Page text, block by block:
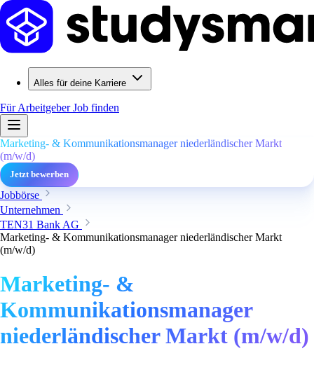
Alles für deine Karriere
Für ArbeitgeberJob finden
Marketing- & Kommunikationsmanager niederländischer Markt
(m/w/d)
Jetzt bewerben
Jobbörse
Unternehmen
TEN31 Bank AG
Marketing- & Kommunikationsmanager niederländischer Markt
(m/w/d)
Marketing- &
Kommunikationsmanager
niederländischer Markt (m/w/d)